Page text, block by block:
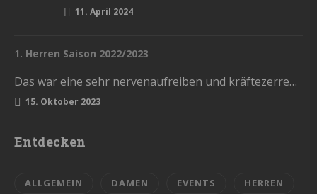
11. April 2024
1. Herren Saison 2022/2023
Das war eine sehr nervenaufreiben und kräftezerrende Saison. Mit einem Ende, womit wir nicht gerechnet hatten. Die Vorrunde schlossen wir…
15. Oktober 2023
Entdecken
ALLGEMEIN DAMEN EVENTS HERREN